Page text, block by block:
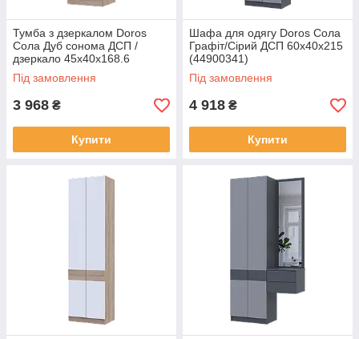
Тумба з дзеркалом Doros
Сола Дуб сонома ДСП /
дзеркало 45х40х168.6
(44900345)
Під замовлення
3 968 ₴
Купити
Шафа для одягу Doros Сола
Графіт/Сірий ДСП 60х40х215
(44900341)
Під замовлення
4 918 ₴
Купити